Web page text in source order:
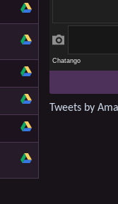
Tweets by